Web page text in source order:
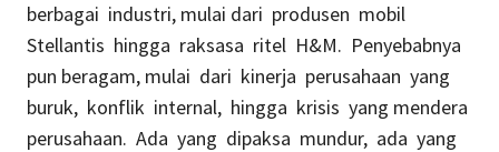
berbagai industri, mulai dari produsen mobil
Stellantis hingga raksasa ritel H&M. Penyebabnya
pun beragam, mulai dari kinerja perusahaan yang
buruk, konflik internal, hingga krisis yang mendera
perusahaan. Ada yang dipaksa mundur, ada yang